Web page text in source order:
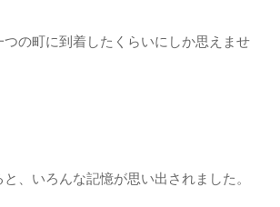
つの町に到着したくらいにしか思えませ
、いろんな記憶が思い出されました。